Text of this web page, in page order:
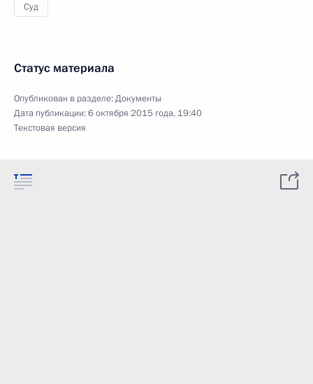
Суд
Статус материала
Опубликован в разделе:Документы
Дата публикации:6 октября 2015 года, 19:40
Текстовая версия